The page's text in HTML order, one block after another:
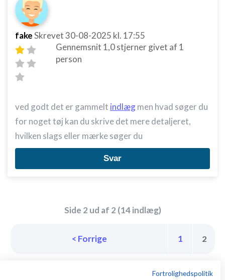
fakeSkrevet30-08-2025 kl. 17:55
Gennemsnit 1,0stjerner givet af 1
person
ved godt det er gammelt indlægmen hvad søger du
for noget tøj kan du skrive det mere detaljeret,
hvilken slags eller mærke søger du
Svar
Side 2 ud af 2 (14 indlæg)
< Forrige 1 2
Fortrolighedspolitik